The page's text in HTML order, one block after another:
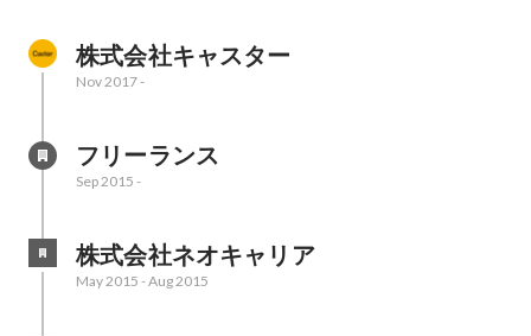
株式会社キャスター
Nov 2017-
フリーランス
Sep 2015 -
株式会社ネオキャリア
May 2015 -Aug 2015